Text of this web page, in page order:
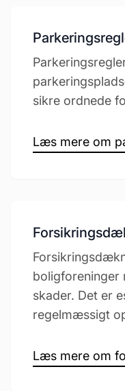
sikre ordnede
Læs mere om
boligforeninger
skader. Det er
regelmæssigt
Læs mere om